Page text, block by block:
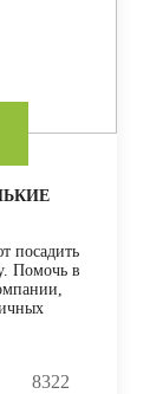
посадить
Помочь в
8322